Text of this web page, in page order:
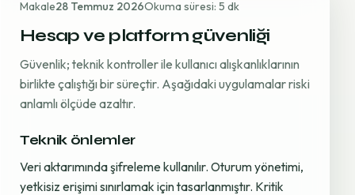
Makale28 Temmuz 2026Okuma süresi: 5 dk
Hesap ve platform güvenliği
Güvenlik; teknik kontroller ile kullanıcı alışkanlıklarının
birlikte çalıştığı bir süreçtir. Aşağıdaki uygulamalar riski
anlamlı ölçüde azaltır.
Teknik önlemler
Veri aktarımında şifreleme kullanılır. Oturum yönetimi,
yetkisiz erişimi sınırlamak için tasarlanmıştır. Kritik